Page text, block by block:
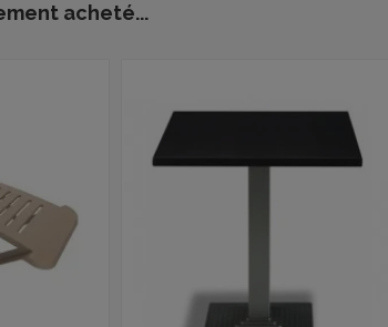
acheté...